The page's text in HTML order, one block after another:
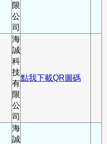
限
公
司
海
誠
科
技
有
限
公
司
點我下載QR圖碼
海
誠